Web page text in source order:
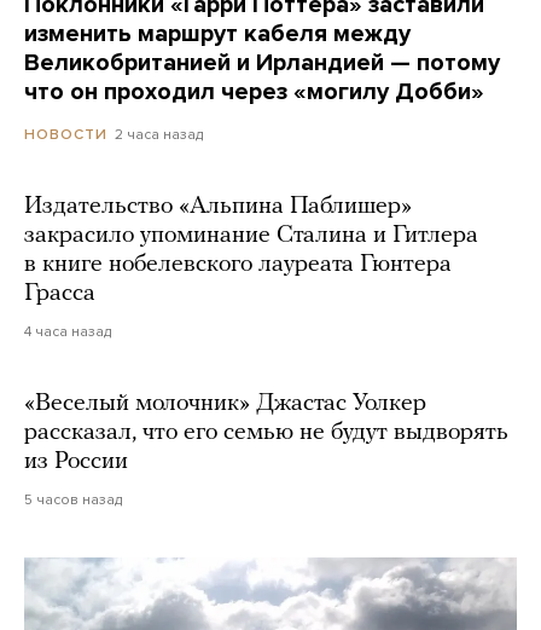
изменить маршрут кабеля между
Великобританией и Ирландией — потому
что он проходил через «могилу Добби»
НОВОСТИ 2 часа назад
Издательство «Альпина Паблишер»
закрасило упоминание Сталина и Гитлера
в книге нобелевского лауреата Гюнтера
Грасса
4 часа назад
«Веселый молочник» Джастас Уолкер
рассказал, что его семью не будут выдворять
из России
5 часов назад